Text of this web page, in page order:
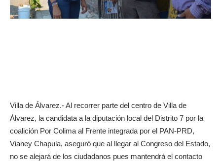
Villa de Álvarez.- Al recorrer parte del centro de Villa de
Álvarez, la candidata a la diputación local del Distrito 7 por la
coalición Por Colima al Frente integrada por el PAN-PRD,
Vianey Chapula, aseguró que al llegar al Congreso del Estado,
no se alejará de los ciudadanos pues mantendrá el contacto